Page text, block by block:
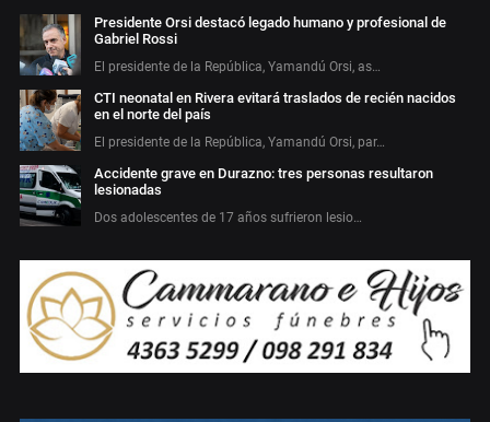
Presidente Orsi destacó legado humano y profesional de
Gabriel Rossi
El presidente de la República, Yamandú Orsi, as…
CTI neonatal en Rivera evitará traslados de recién nacidos
en el norte del país
El presidente de la República, Yamandú Orsi, par…
Accidente grave en Durazno: tres personas resultaron
lesionadas
Dos adolescentes de 17 años sufrieron lesio…